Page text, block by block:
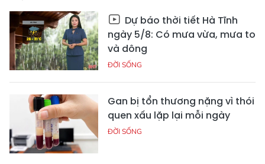
Dự báo thời tiết Hà Tĩnh
ngày 5/8: Có mưa vừa, mưa to
và dông
ĐỜI SỐNG
Gan bị tổn thương nặng vì thói
quen xấu lặp lại mỗi ngày
ĐỜI SỐNG